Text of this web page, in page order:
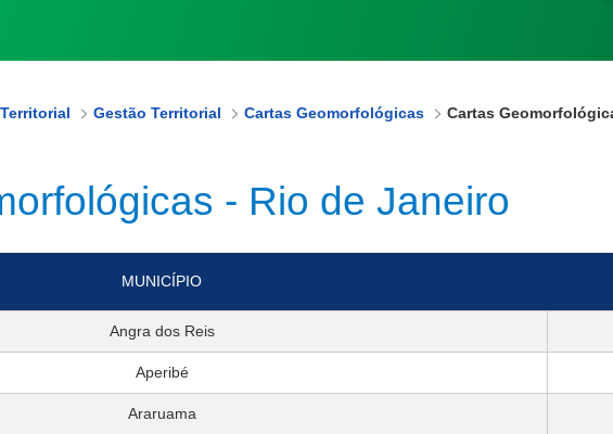
Gestão Territorial Cartas Geomorfológicas
- Rio de Janeiro
MUNICÍPIO
Angra dos Reis
Aperibé
Araruama